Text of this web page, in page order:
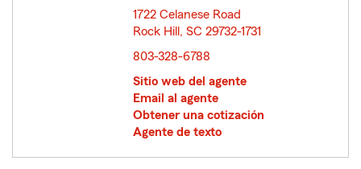
1722 Celanese Road
Rock Hill, SC 29732-1731
803-328-6788
Sitio web del agente
Email al agente
Obtener una cotización
Agente de texto